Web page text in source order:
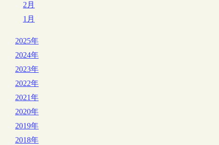
2月
1月
2025年
2024年
2023年
2022年
2021年
2020年
2019年
2018年